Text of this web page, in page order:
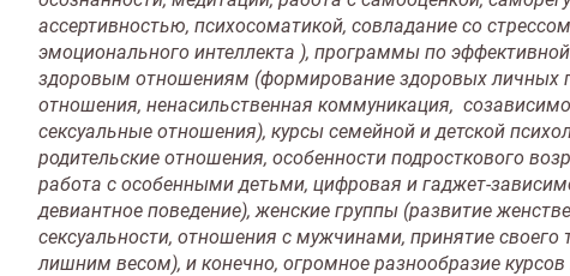
ассертивностью, психосоматикой, совладание со
эмоционального интеллекта ), программы по
здоровым отношениям (формирование здоровых личных
отношения, ненасильственная коммуникация,
сексуальные отношения), курсы семейной и детской
родительские отношения, особенности подросткового
работа с особенными детьми, цифровая и гаджет-
девиантное поведение), женские группы (развитие
сексуальности, отношения с мужчинами, принятие своего
лишним весом), и конечно, огромное разнообразие курсов